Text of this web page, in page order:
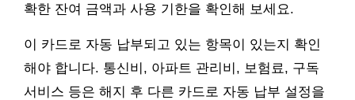
확한 잔여 금액과 사용 기한을 확인해 보세요.
이 카드로 자동 납부되고 있는 항목이 있는지 확인
해야 합니다. 통신비, 아파트 관리비, 보험료, 구독
서비스 등은 해지 후 다른 카드로 자동 납부 설정을